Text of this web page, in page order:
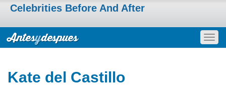
Celebrities Before And After
Kate del Castillo